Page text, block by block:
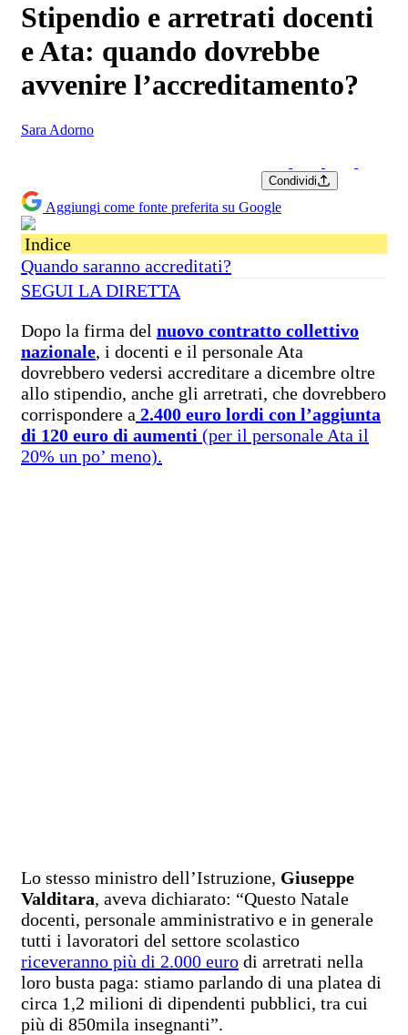
Stipendio e arretrati docenti
e Ata: quando dovrebbe
avvenire l’accreditamento?
Sara Adorno
Condividi
Aggiungi come fonte preferita su Google
Indice
Quando saranno accreditati?
SEGUI LA DIRETTA
Dopo la firma del nuovo contratto collettivo
nazionale, i docenti e il personale Ata
dovrebbero vedersi accreditare a dicembre oltre
allo stipendio, anche gli arretrati, che dovrebbero
corrispondere a 2.400 euro lordi con l’aggiunta
di 120 euro di aumenti (per il personale Ata il
20% un po’ meno).
Lo stesso ministro dell’Istruzione, Giuseppe
Valditara, aveva dichiarato: “Questo Natale
docenti, personale amministrativo e in generale
tutti i lavoratori del settore scolastico
riceveranno più di 2.000 euro di arretrati nella
loro busta paga: stiamo parlando di una platea di
circa 1,2 milioni di dipendenti pubblici, tra cui
più di 850mila insegnanti”.